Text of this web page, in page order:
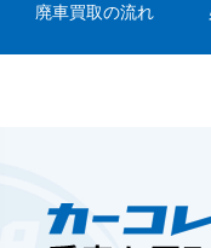
廃車買取の流れ